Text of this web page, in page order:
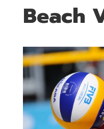
Beach